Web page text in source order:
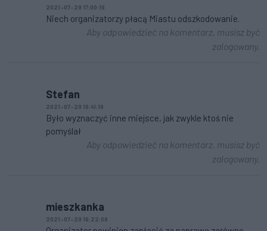
2021-07-29 17:00:16
Niech organizatorzy płacą Miastu odszkodowanie.
Aby odpowiedzieć na komentarz, musisz być
zalogowany.
Stefan
2021-07-29 16:41:18
Było wyznaczyć inne miejsce, jak zwykle ktoś nie
pomyślał
Aby odpowiedzieć na komentarz, musisz być
zalogowany.
mieszkanka
2021-07-29 16:22:08